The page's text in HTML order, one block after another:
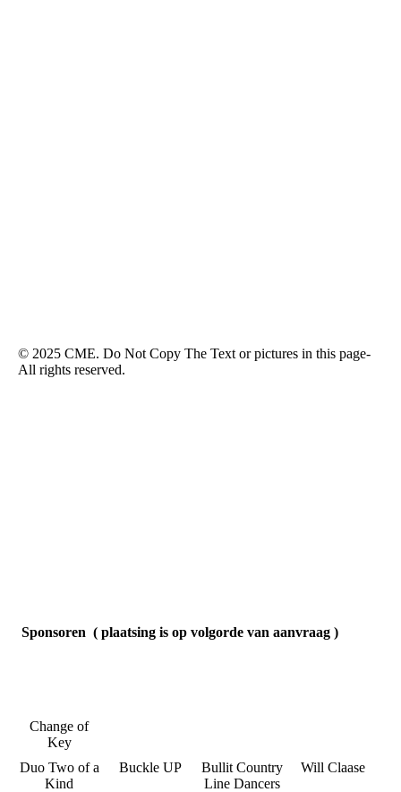
Sponsoren ( plaatsing is op volgorde van aanvraag )
Change of
Key
Duo Two of a
Kind
Buckle UP
Bullit Country
Line Dancers
Will Claase